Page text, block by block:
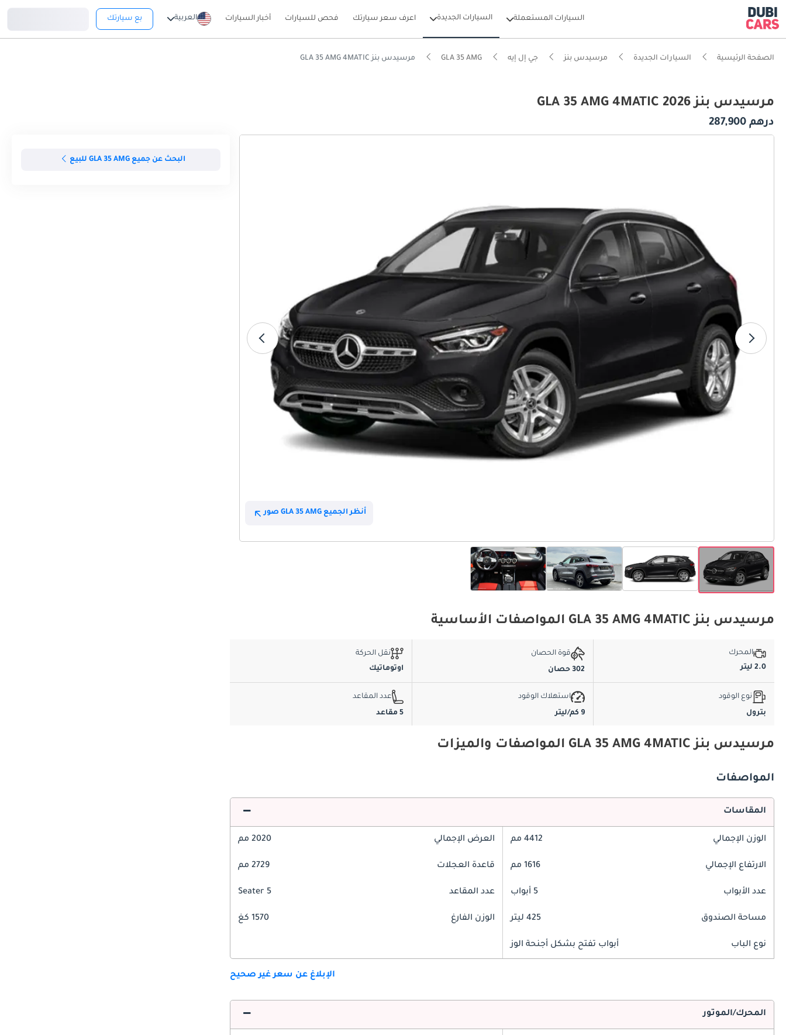
السيارات المستعملة السيارات الجديدة اعرف سعر سيارتك فحص للسيارات أخبار السيارات العربية بع سيارتك
الصفحة الرئيسية السيارات الجديدة مرسيدس بنز جي إل إيه GLA 35 AMG مرسيدس بنز GLA 35 AMG 4MATIC
مرسيدس بنز GLA 35 AMG 4MATIC 2026
درهم 287,900
أنظر الجميع GLA 35 AMG صور
البحث عن جميع GLA 35 AMG للبيع
مرسيدس بنز GLA 35 AMG 4MATIC المواصفات الأساسية
المحرك
2.0 ليتر
قوة الحصان
302 حصان
نقل الحركة
اوتوماتيك
نوع الوقود
بترول
استهلاك الوقود
9 كم/ليتر
عدد المقاعد
5 مقاعد
مرسيدس بنز GLA 35 AMG 4MATIC المواصفات والميزات
المواصفات
المقاسات
الوزن الإجمالي 4412 مم العرض الإجمالي 2020 مم
الارتفاع الإجمالي 1616 مم قاعدة العجلات 2729 مم
عدد الأبواب 5 أبواب عدد المقاعد 5 Seater
مساحة الصندوق 425 ليتر الوزن الفارغ 1570 كغ
نوع الباب أبواب تفتح بشكل أجنحة الوز
الإبلاغ عن سعر غير صحيح
المحرك/الموتور